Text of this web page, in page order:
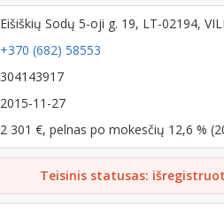
Eišiškių Sodų 5-oji g. 19, LT-02194,
+370 (682) 58553
304143917
2015-11-27
2 301 €, pelnas po mokesčių 12,6 %
Teisinis statusas: